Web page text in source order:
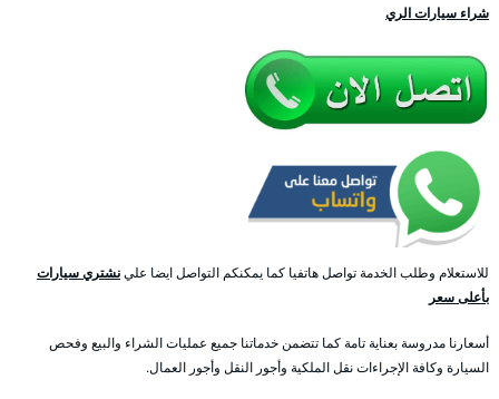
شراء سيارات الري
للاستعلام وطلب الخدمة تواصل هاتفيا كما يمكنكم التواصل ايضا علينشتري سيارات
بأعلى سعر
أسعارنا مدروسة بعناية تامة كما تتضمن خدماتنا جميع عمليات الشراء والبيع وفحص
السيارة وكافة الإجراءات نقل الملكية وأجور النقل وأجور العمال.